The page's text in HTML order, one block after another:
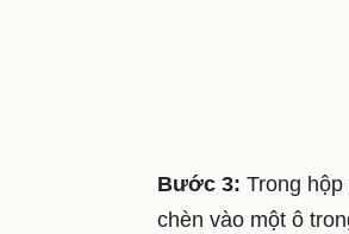
Bước 3: Trong hộp
chèn vào một ô